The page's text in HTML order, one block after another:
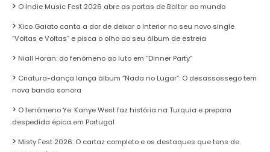
O Indie Music Fest 2026 abre as portas de Baltar ao mundo
Xico Gaiato canta a dor de deixar o Interior no seu novo single
“Voltas e Voltas” e pisca o olho ao seu álbum de estreia
Niall Horan: do fenómeno ao luto em “Dinner Party”
Criatura-dança lança álbum “Nada no Lugar”: O desassossego tem
nova banda sonora
O fenómeno Ye: Kanye West faz história na Turquia e prepara
despedida épica em Portugal
Misty Fest 2026: O cartaz completo e os destaques que tens de